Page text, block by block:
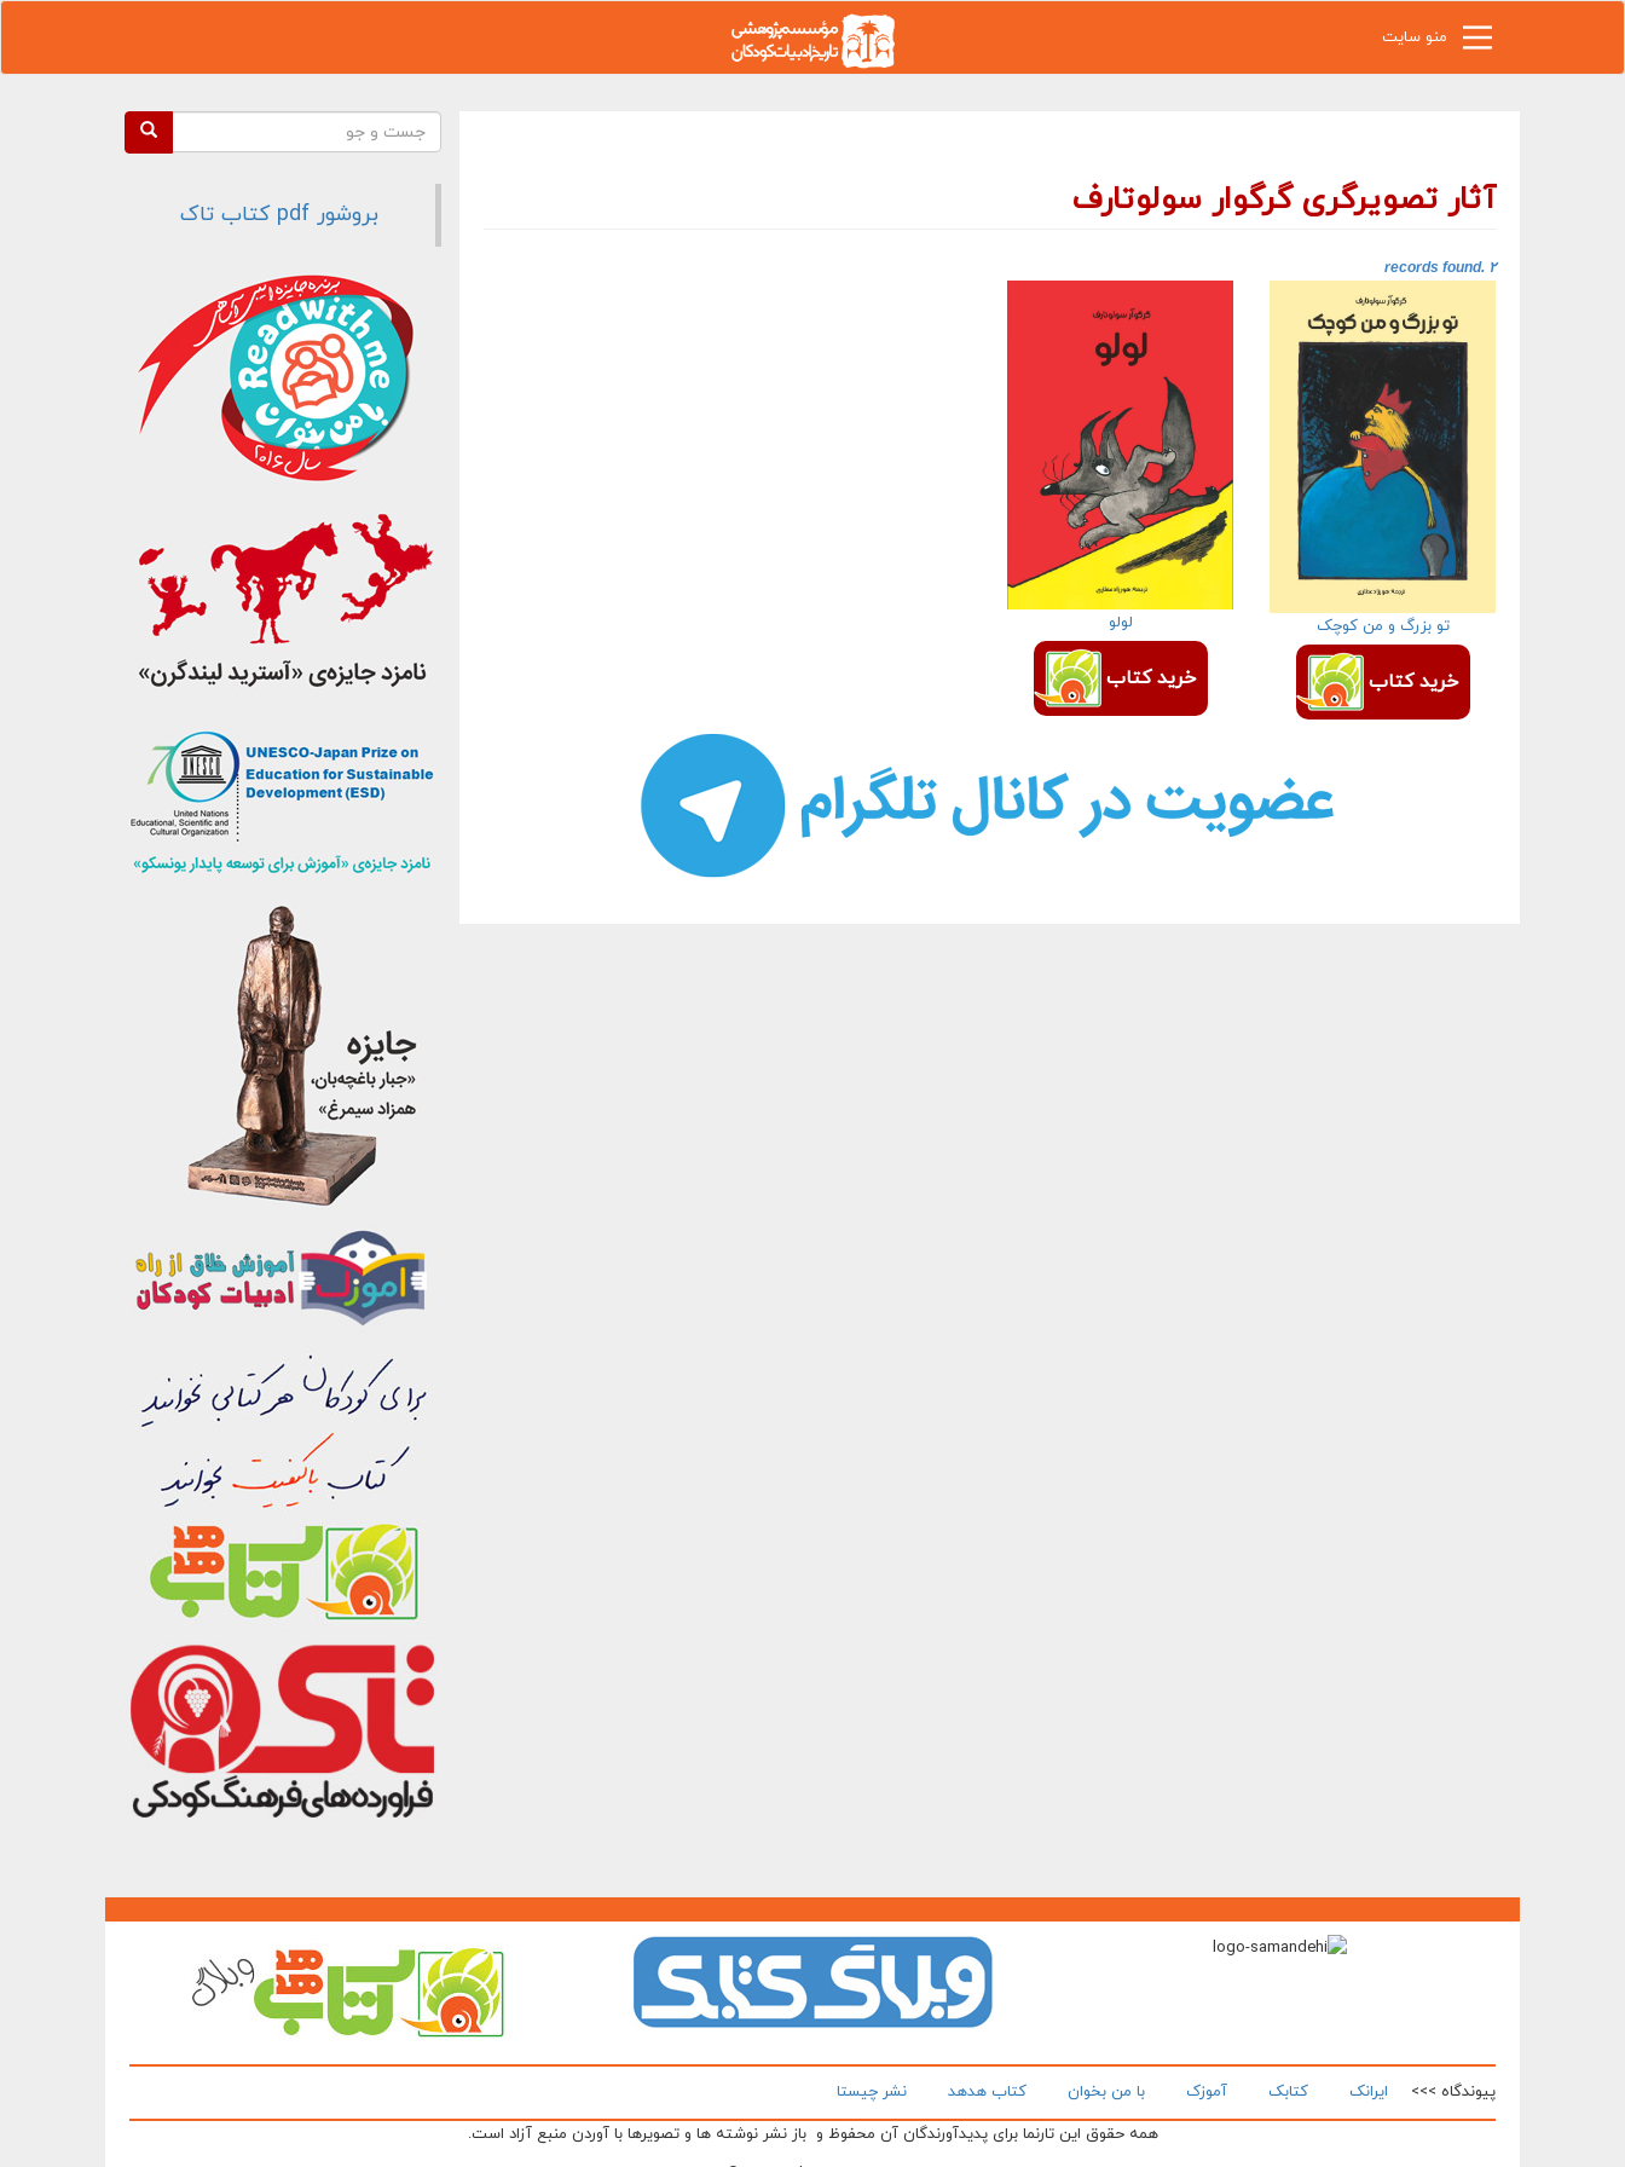
منو سایت
آثار تصویرگری گرگوار سولوتارف
۲ records found.‎
تو بزرگ و من کوچک
خرید کتاب
لولو
خرید کتاب
فرم جستجو
بروشور pdf کتاب تاک
پیوندگاه >>> ایرانک کتابک آموزک با من بخوان کتاب هدهد
نشر چیستا
همه حقوق این تارنما برای پدیدآورندگان آن محفوظ و باز نشر نوشته ها و تصویرها با آوردن منبع آزاد است.